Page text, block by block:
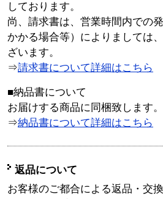
しております。
尚、請求書は、営業時間内での
かかる場合等）によりましては
ざいます。
⇒請求書について詳細はこちら
■納品書について
お届けする商品に同梱致します。
⇒納品書について詳細はこちら
返品について
お客様のご都合による返品・交